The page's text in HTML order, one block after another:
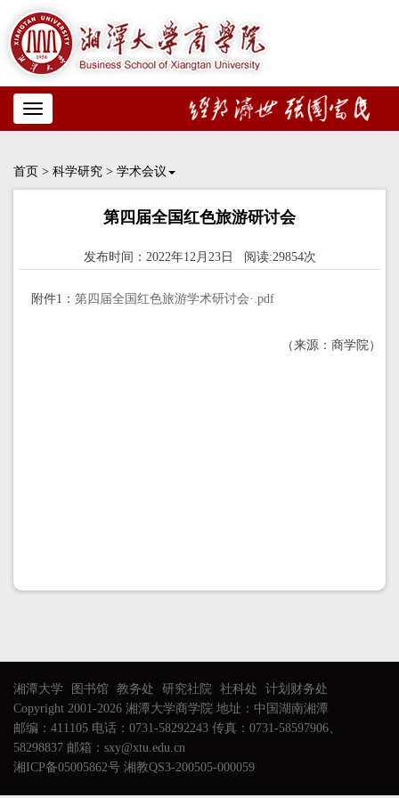
Toggle
navigation
首页 > 科学研究 > 学术会议
第四届全国红色旅游研讨会
发布时间：2022年12月23日 阅读:29854次
附件1： 第四届全国红色旅游学术研讨会·.pdf
（来源：商学院）
湘潭大学 图书馆 教务处 研究社院 社科处
计划财务处
Copyright 2001-2026 湘潭大学商学院 地址：中国湖南湘潭
邮编：411105 电话：0731-58292243 传真：0731-58597906、
58298837 邮箱：sxy@xtu.edu.cn
湘ICP备05005862号 湘教QS3-200505-000059